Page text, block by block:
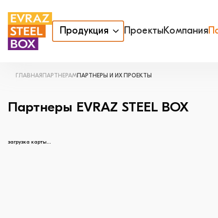
Продукция ПроектыКомпания
ГЛАВНАЯ ПАРТНЕРАМПАРТНЕРЫ И ИХ ПРОЕКТЫ
Партнеры EVRAZ STEEL BOX
загрузка карты...